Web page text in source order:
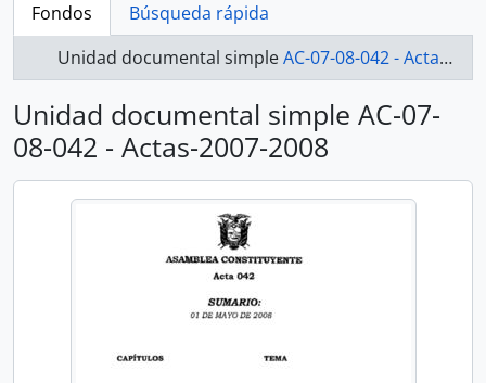
Fondos
Búsqueda rápida
Unidad documental simpleAC-07-08-042 - Actas-2007-2008
Unidad documental simple AC-07-
08-042 - Actas-2007-2008